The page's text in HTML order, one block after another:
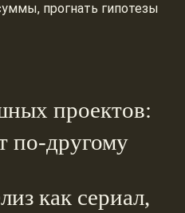
прогнать гипотезы
проектов:
по-другому
как сериал,